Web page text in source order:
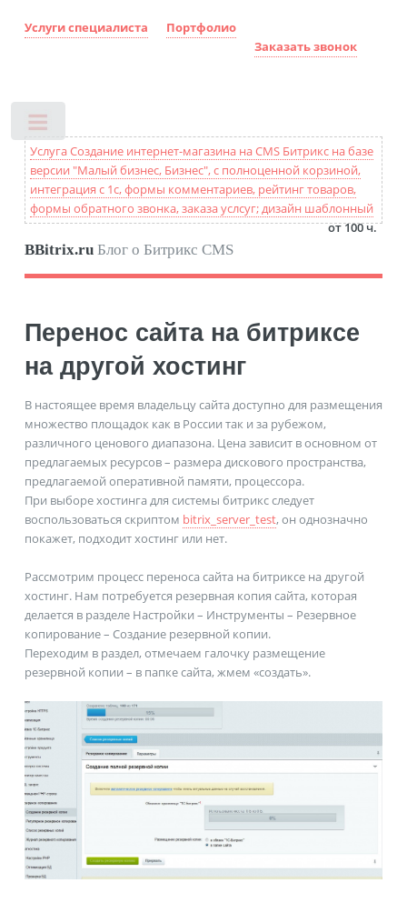
Услуги специалиста
Портфолио
Заказать звонок
Услуга Создание интернет-магазина на CMS Битрикс на базе
версии "Малый бизнес, Бизнес", с полноценной корзиной,
интеграция с 1с, формы комментариев, рейтинг товаров,
формы обратного звонка, заказа услсуг; дизайн шаблонный
от 100 ч.
BBitrix.ruБлог о Битрикс CMS
Перенос сайта на битриксе
на другой хостинг
В настоящее время владельцу сайта доступно для размещения
множество площадок как в России так и за рубежом,
различного ценового диапазона. Цена зависит в основном от
предлагаемых ресурсов – размера дискового пространства,
предлагаемой оперативной памяти, процессора.
При выборе хостинга для системы битрикс следует
воспользоваться скриптом bitrix_server_test, он однозначно
покажет, подходит хостинг или нет.
Рассмотрим процесс переноса сайта на битриксе на другой
хостинг. Нам потребуется резервная копия сайта, которая
делается в разделе Настройки – Инструменты – Резервное
копирование – Создание резервной копии.
Переходим в раздел, отмечаем галочку размещение
резервной копии – в папке сайта, жмем «создать».